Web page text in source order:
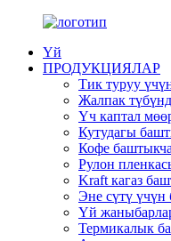
Үй
ПРОДУКЦИЯЛАР
Тик туруу
Жалпак
Үч каптал
Кутудагы
Кофе
Рулон
Kraft кагаз
Эне сүтү үчүн
Үй
Термикалык